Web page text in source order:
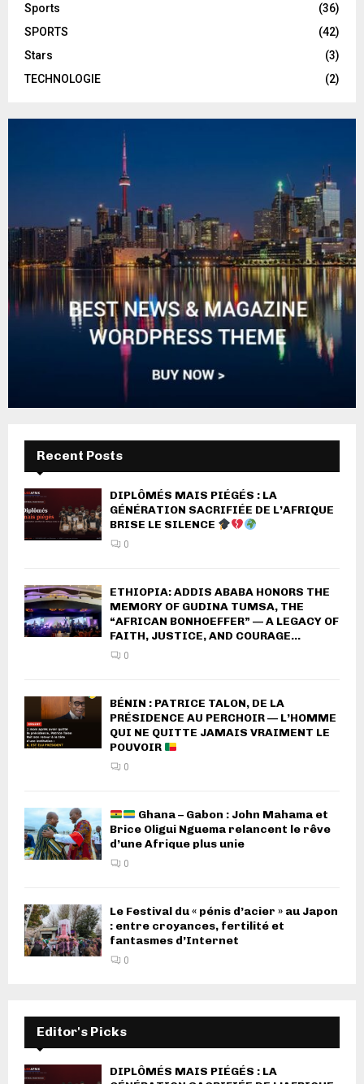
Sports
(36)
SPORTS
(42)
Stars
(3)
TECHNOLOGIE
(2)
Recent Posts
DIPLÔMÉS MAIS PIÉGÉS : LA
GÉNÉRATION SACRIFIÉE DE L’AFRIQUE
BRISE LE SILENCE
0
ETHIOPIA: ADDIS ABABA HONORS THE
MEMORY OF GUDINA TUMSA, THE
“AFRICAN BONHOEFFER” — A LEGACY OF
FAITH, JUSTICE, AND COURAGE...
0
BÉNIN : PATRICE TALON, DE LA
PRÉSIDENCE AU PERCHOIR — L’HOMME
QUI NE QUITTE JAMAIS VRAIMENT LE
POUVOIR
0
Ghana – Gabon : John Mahama et
Brice Oligui Nguema relancent le rêve
d’une Afrique plus unie
0
Le Festival du « pénis d’acier » au Japon
: entre croyances, fertilité et
fantasmes d’Internet
0
Editor's Picks
DIPLÔMÉS MAIS PIÉGÉS : LA